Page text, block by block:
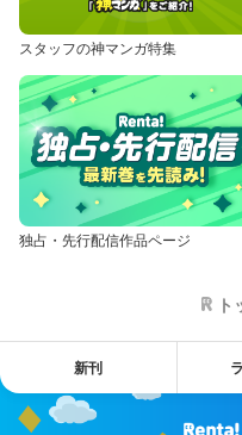
スタッフの神マンガ特集
独占・先行配信作品ページ
新刊